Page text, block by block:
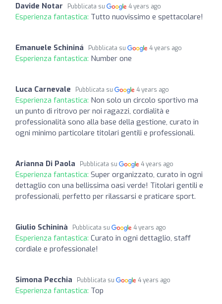
Davide Notar Pubblicata su 4 years ago
Esperienza fantastica: Tutto nuovissimo e spettacolare!
Emanuele Schininá Pubblicata su 4 years ago
Esperienza fantastica: Number one
Luca Carnevale Pubblicata su 4 years ago
Esperienza fantastica: Non solo un circolo sportivo ma
un punto di ritrovo per noi ragazzi, cordialità e
professionalità sono alla base della gestione, curato in
ogni minimo particolare titolari gentili e professionali.
Arianna Di Paola Pubblicata su 4 years ago
Esperienza fantastica: Super organizzato, curato in ogni
dettaglio con una bellissima oasi verde! Titolari gentili e
professionali, perfetto per rilassarsi e praticare sport.
Giulio Schininà Pubblicata su 4 years ago
Esperienza fantastica: Curato in ogni dettaglio, staff
cordiale e professionale!
Simona Pecchia Pubblicata su 4 years ago
Esperienza fantastica: Top